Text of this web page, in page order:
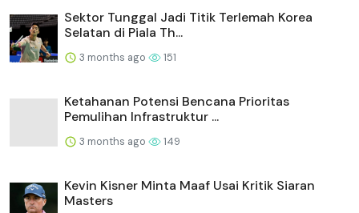
Sektor Tunggal Jadi Titik Terlemah Korea
Selatan di Piala Th...
3 months ago 151
Ketahanan Potensi Bencana Prioritas
Pemulihan Infrastruktur ...
3 months ago 149
Kevin Kisner Minta Maaf Usai Kritik Siaran
Masters